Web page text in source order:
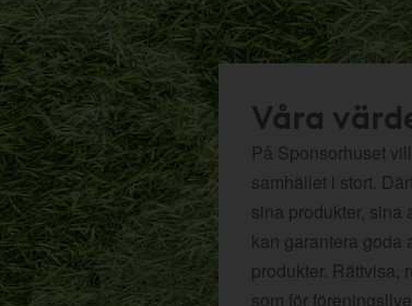
Våra
På Sponsorhuset
samhället i stort.
sina produkter, sina
kan garantera goda
produkter. Rättvisa,
som för